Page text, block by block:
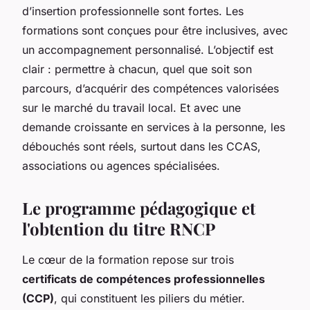
d’insertion professionnelle sont fortes. Les
formations sont conçues pour être inclusives, avec
un accompagnement personnalisé. L’objectif est
clair : permettre à chacun, quel que soit son
parcours, d’acquérir des compétences valorisées
sur le marché du travail local. Et avec une
demande croissante en services à la personne, les
débouchés sont réels, surtout dans les CCAS,
associations ou agences spécialisées.
Le programme pédagogique et
l'obtention du titre RNCP
Le cœur de la formation repose sur trois
certificats de compétences professionnelles
(CCP), qui constituent les piliers du métier.